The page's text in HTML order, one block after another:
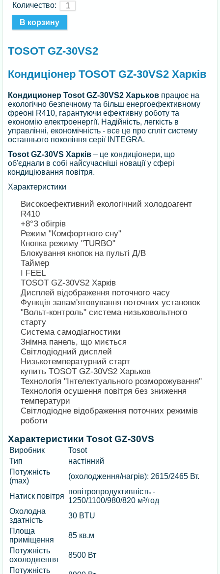
Количество:
TOSOT GZ-30VS2
Кондиціонер TOSOT GZ-30VS2 Харків
Кондиционер Tosot GZ-30VS2 Харьков працює на
екологічно безпечному та більш енергоефективному
фреоні R410, гарантуючи ефективну роботу та
економію електроенергії. Надійність, легкість в
управлінні, економічність - все це про спліт систему
останнього покоління серії INTEGRA.
Tosot GZ-30VS Харків – це кондиціонери, що
об'єднали в собі найсучасніші новації у сфері
кондиціювання повітря.
Характеристики
Високоефективний екологічний холодоагент
R410
+8°З обігрів
Режим "Комфортного сну"
Кнопка режиму "TURBO"
Блокування кнопок на пульті Д/В
Таймер
I FEEL
TOSOT GZ-30VS2 Харків
Дисплей відображення поточного часу
Функція запам'ятовування поточних установок
"Вольт-контроль" система низьковольтного
старту
Система самодіагностики
Знімна панель, що миється
Світлодіодний дисплей
Низькотемпературний старт
купить TOSOT GZ-30VS2 Харьков
Технологія "Інтелектуального розморожування"
Технологія осушення повітря без зниження
температури
Світлодіодне відображення поточних режимів
роботи
Характеристики Tosot GZ-30VS
Виробник
Tosot
Тип
настінний
Потужність
(max)
(охолодження/нагрів): 2615/2465 Вт.
Натиск повітря
повітропродуктивність -
1250/1100/980/820 м³/год
Охолодна
здатність
30 BTU
Площа
приміщення
85 кв.м
Потужність
охолодження
8500 Вт
Потужність